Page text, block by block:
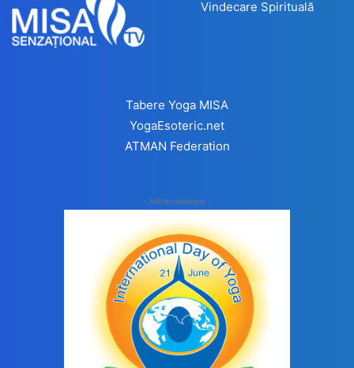
Vindecare Spirituală
Tabere Yoga MISA
YogaEsoteric.net
ATMAN Federation
- Advertisement -